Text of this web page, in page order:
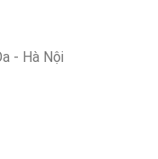
- Hà Nội